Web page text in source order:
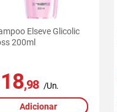
Elseve Glicolic
200ml
18,98 /Un.
Adicionar